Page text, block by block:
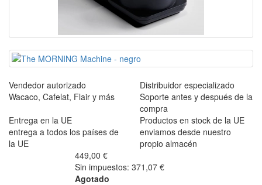
Vendedor autorizado
Wacaco, Cafelat, Flair y más
Distribuidor especializado
Soporte antes y después de la
compra
Entrega en la UE
entrega a todos los países de
la UE
Productos en stock de la UE
enviamos desde nuestro
propio almacén
449,00 €
Sin impuestos: 371,07 €
Agotado